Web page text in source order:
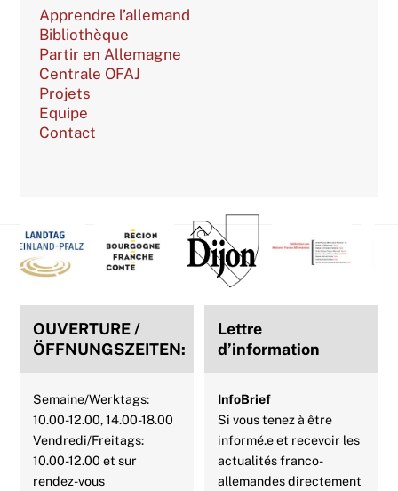
Apprendre l’allemand
Bibliothèque
Partir en Allemagne
Centrale OFAJ
Projets
Equipe
Contact
Back
To
Top
OUVERTURE /
ÖFFNUNGSZEITEN:
Semaine/Werktags:
10.00-12.00, 14.00-18.00
Vendredi/Freitags:
10.00-12.00 et sur
rendez-vous
Lettre
d’information
InfoBrief
Si vous tenez à être
informé.e et recevoir les
actualités franco-
allemandes directement